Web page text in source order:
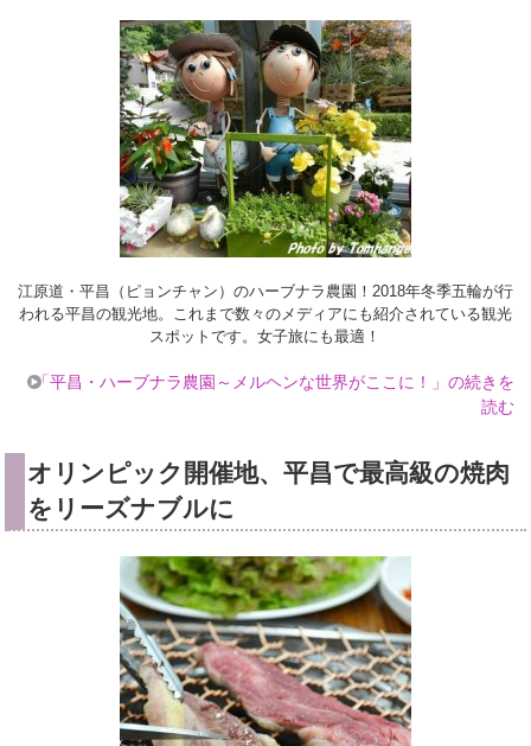
江原道・平昌（ピョンチャン）のハーブナラ農園！2018年冬季五輪が行
われる平昌の観光地。これまで数々のメディアにも紹介されている観光
スポットです。女子旅にも最適！
「平昌・ハーブナラ農園～メルヘンな世界がここに！」の続きを
読む
オリンピック開催地、平昌で最高級の焼肉
をリーズナブルに